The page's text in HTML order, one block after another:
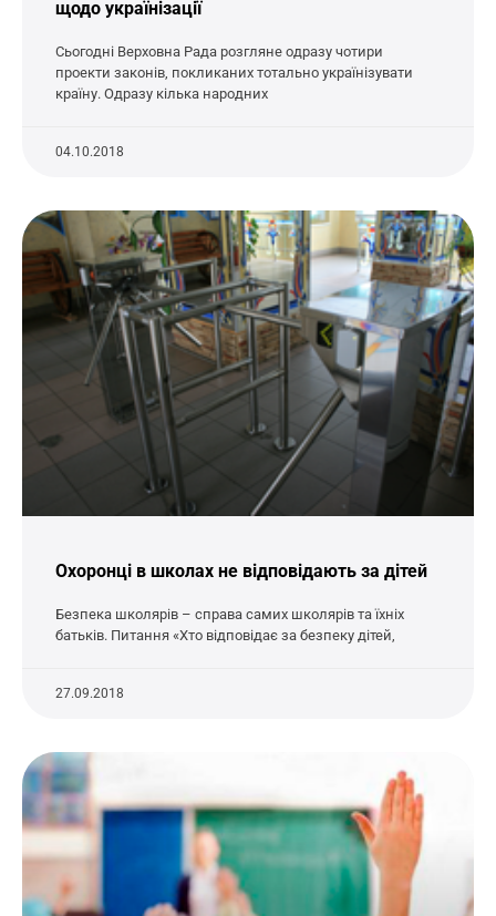
щодо українізації
Сьогодні Верховна Рада розгляне одразу чотири
проекти законів, покликаних тотально українізувати
країну. Одразу кілька народних
04.10.2018
Охоронці в школах не відповідають за дітей
Безпека школярів – справа самих школярів та їхніх
батьків. Питання «Хто відповідає за безпеку дітей,
27.09.2018